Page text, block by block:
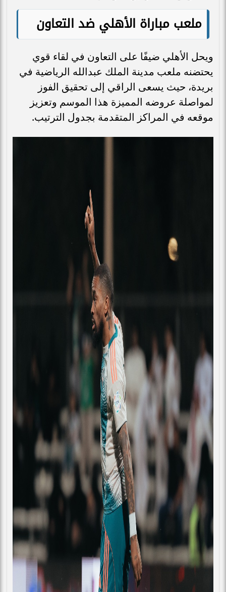
ملعب مباراة الأهلي ضد التعاون
ويحل الأهلي ضيفًا على التعاون في لقاء قوي
يحتضنه ملعب مدينة الملك عبدالله الرياضية في
بريدة، حيث يسعى الراقي إلى تحقيق الفوز
لمواصلة عروضه المميزة هذا الموسم وتعزيز
موقعه في المراكز المتقدمة بجدول الترتيب.